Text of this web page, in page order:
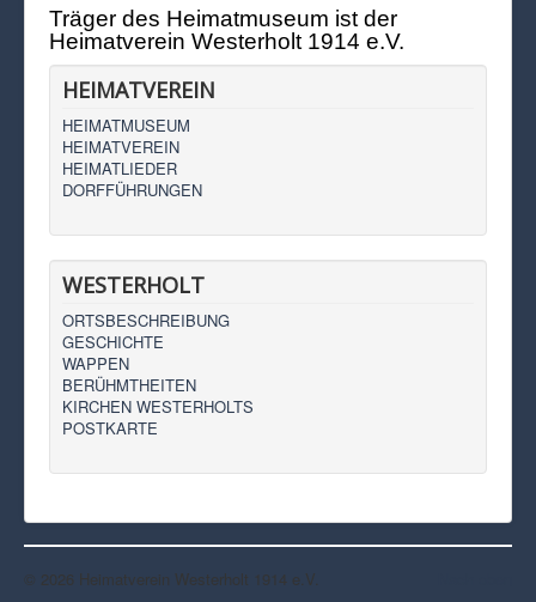
Träger des Heimatmuseum ist der
Heimatverein Westerholt 1914 e.V.
HEIMATVEREIN
HEIMATMUSEUM
HEIMATVEREIN
HEIMATLIEDER
DORFFÜHRUNGEN
WESTERHOLT
ORTSBESCHREIBUNG
GESCHICHTE
WAPPEN
BERÜHMTHEITEN
KIRCHEN WESTERHOLTS
POSTKARTE
© 2026 Heimatverein Westerholt 1914 e.V.